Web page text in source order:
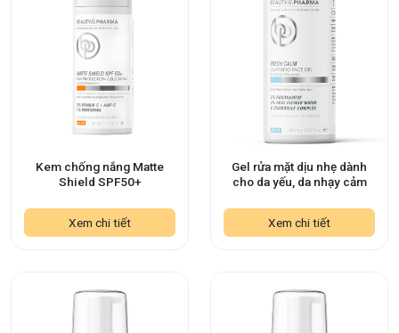
Kem chống nắng Matte
Shield SPF50+
Xem chi tiết
Gel rửa mặt dịu nhẹ dành
cho da yếu, da nhạy cảm
Xem chi tiết